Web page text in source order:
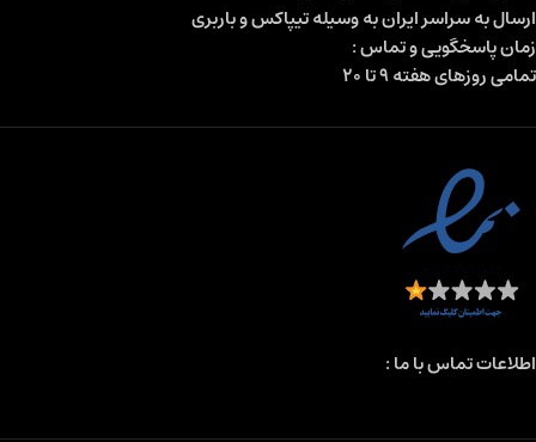
ارسال به سراسر ایران به وسیله تیپاکس و باربری
زمان پاسخگویی و تماس :
تمامی روزهای هفته 9 تا 20
اطلاعات تماس با ما :